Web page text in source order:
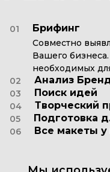
01 Брифинг
Совместно
Вашего
необходимых
02
Анализ
03 Поиск идей
04 Творческий
05 Подготовка
06 Все макеты у